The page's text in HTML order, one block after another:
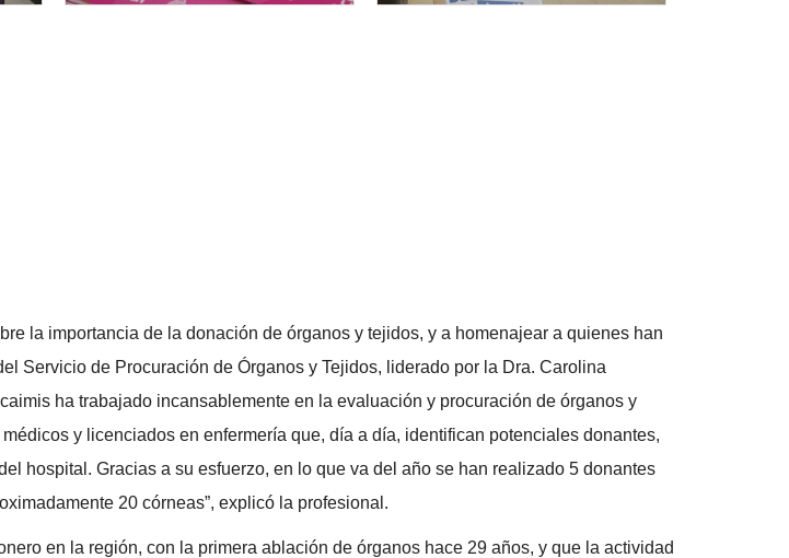
la importancia de la donación de órganos y tejidos, y a homenajear a quienes han
Servicio de Procuración de Órganos y Tejidos, liderado por la Dra. Carolina
ha trabajado incansablemente en la evaluación y procuración de órganos y
y licenciados en enfermería que, día a día, identifican potenciales donantes,
hospital. Gracias a su esfuerzo, en lo que va del año se han realizado 5 donantes
20 córneas”, explicó la profesional.
en la región, con la primera ablación de órganos hace 29 años, y que la actividad